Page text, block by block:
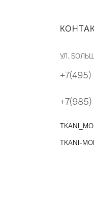
УЛ.
TKANI-